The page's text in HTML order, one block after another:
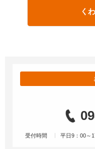
く
受付時間 平日9：00～